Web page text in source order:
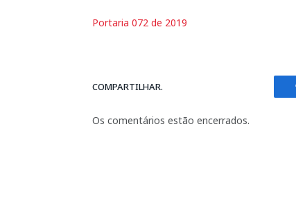
Portaria 072 de 2019
COMPARTILHAR.
Os comentários estão encerrados.